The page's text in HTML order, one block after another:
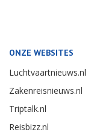
ONZE WEBSITES
Luchtvaartnieuws.nl
Zakenreisnieuws.nl
Triptalk.nl
Reisbizz.nl